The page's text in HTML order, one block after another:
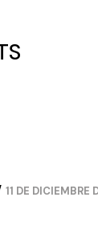
11 DE DICIEMBRE